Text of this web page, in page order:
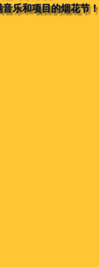
乐和项目的烟花节！